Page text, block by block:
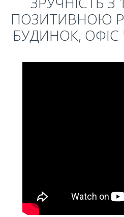
ПОЗИТИВНОЮ
БУДИНОК,